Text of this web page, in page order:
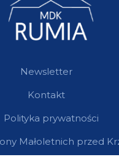
Newsletter
Kontakt
Polityka prywatności
Małoletnich przed